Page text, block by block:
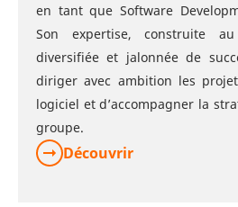
en tant que Software
Son expertise, construite
diversifiée et jalonnée de
diriger avec ambition les
logiciel et d’accompagner la
groupe.
Découvrir